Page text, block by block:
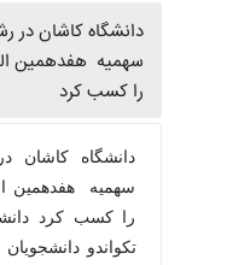
دانشگاه کاشان در رشته
سهمیه هفدهمین
را کسب کرد
دانشگاه کاشان در
سهمیه هفدهمین
را کسب کرد دانشگاه
تکواندو دانشجویان